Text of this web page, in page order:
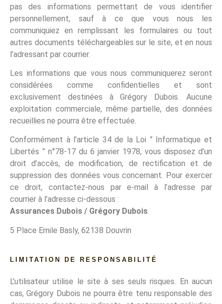
pas des informations permettant de vous identifier
personnellement, sauf à ce que vous nous les
communiquiez en remplissant les formulaires ou tout
autres documents téléchargeables sur le site, et en nous
l’adressant par courrier.
Les informations que vous nous communiquerez seront
considérées comme confidentielles et sont
exclusivement destinées à Grégory Dubois. Aucune
exploitation commerciale, même partielle, des données
recueillies ne pourra être effectuée.
Conformément à l’article 34 de la Loi ” Informatique et
Libertés ” n°78-17 du 6 janvier 1978, vous disposez d’un
droit d’accès, de modification, de rectification et de
suppression des données vous concernant. Pour exercer
ce droit, contactez-nous par e-mail à l’adresse par
courrier à l’adresse ci-dessous :
Assurances Dubois / Grégory Dubois
5 Place Emile Basly, 62138 Douvrin
LIMITATION DE RESPONSABILITÉ
L’utilisateur utilise le site à ses seuls risques. En aucun
cas, Grégory Dubois ne pourra être tenu responsable des